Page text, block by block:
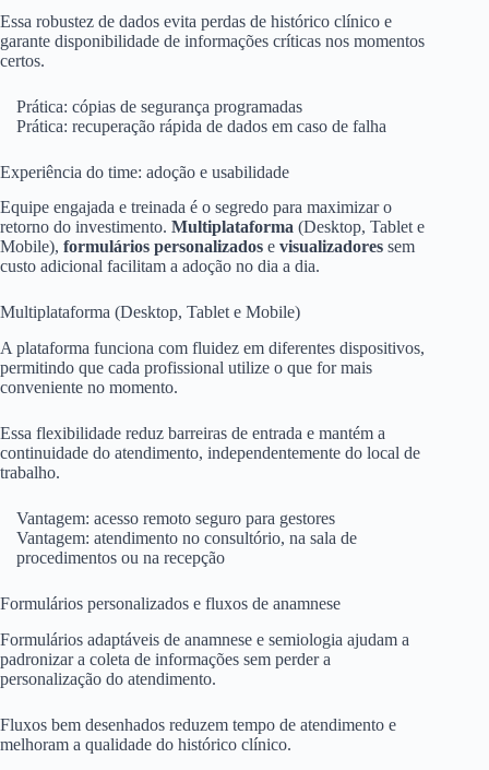
Essa robustez de dados evita perdas de histórico clínico e
garante disponibilidade de informações críticas nos momentos
certos.
Prática: cópias de segurança programadas
Prática: recuperação rápida de dados em caso de falha
Experiência do time: adoção e usabilidade
Equipe engajada e treinada é o segredo para maximizar o
retorno do investimento. Multiplataforma (Desktop, Tablet e
Mobile), formulários personalizados e visualizadores sem
custo adicional facilitam a adoção no dia a dia.
Multiplataforma (Desktop, Tablet e Mobile)
A plataforma funciona com fluidez em diferentes dispositivos,
permitindo que cada profissional utilize o que for mais
conveniente no momento.
Essa flexibilidade reduz barreiras de entrada e mantém a
continuidade do atendimento, independentemente do local de
trabalho.
Vantagem: acesso remoto seguro para gestores
Vantagem: atendimento no consultório, na sala de
procedimentos ou na recepção
Formulários personalizados e fluxos de anamnese
Formulários adaptáveis de anamnese e semiologia ajudam a
padronizar a coleta de informações sem perder a
personalização do atendimento.
Fluxos bem desenhados reduzem tempo de atendimento e
melhoram a qualidade do histórico clínico.